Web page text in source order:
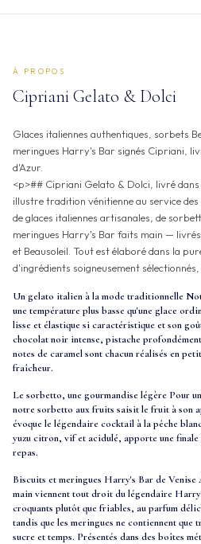
À PROPOS
Cipriani Gelato & Dolci
Glaces italiennes authentiques, sorbets
meringues Harry's Bar signés Cipriani,
d'Azur.
<p>## Cipriani Gelato & Dolci, livré
illustre tradition vénitienne au service
de glaces italiennes artisanales, de
meringues Harry's Bar faits main — livrés
et Beausoleil. Tout est élaboré dans la
d'ingrédients soigneusement
Un gelato italien à la mode traditionnelle
une température plus basse qu'une glace
lisse et élastique si caractéristique et son
chocolat noir intense, pistache
notes de caramel sont chacun réalisés en
fraîcheur.
Le sorbetto, une gourmandise légère Pour
notre sorbetto aux fruits saisit le fruit à son
évoque le légendaire cocktail à la pêche
yuzu citron, vif et acidulé, apporte une
repas.
Biscuits et meringues Harry's Bar de
main viennent tout droit du légendaire
croquants plutôt que friables, au parfum
tandis que les meringues ne contiennent
sucre et temps. Présentés dans des boîtes